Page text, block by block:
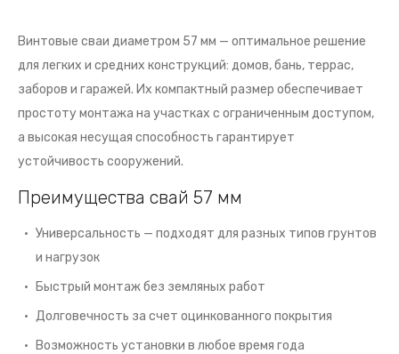
Винтовые сваи диаметром 57 мм — оптимальное решение
для легких и средних конструкций: домов, бань, террас,
заборов и гаражей. Их компактный размер обеспечивает
простоту монтажа на участках с ограниченным доступом,
а высокая несущая способность гарантирует
устойчивость сооружений.
Преимущества свай 57 мм
Универсальность — подходят для разных типов грунтов
и нагрузок
Быстрый монтаж без земляных работ
Долговечность за счет оцинкованного покрытия
Возможность установки в любое время года